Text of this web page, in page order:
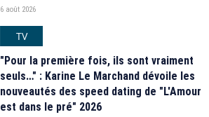
6 août 2026
TV
"Pour la première fois, ils sont vraiment
seuls…" : Karine Le Marchand dévoile les
nouveautés des speed dating de "L'Amour
est dans le pré" 2026